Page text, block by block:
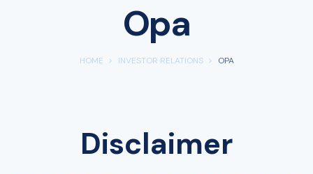
Opa
HOME INVESTOR RELATIONS OPA
Disclaimer